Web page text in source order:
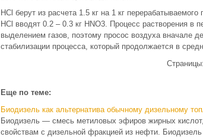
HCl берут из расчета 1.5 кг на 1 кг
HCl вводят 0.2 – 0.3 кг HNO3. Процесс растворения в
выделением газов, поэтому просос воздуха
стабилизации процесса, который продолжается в
Страницы:
Еще по теме:
Биодизель как альтернатива обычному дизельному
Биодизель — смесь метиловых эфиров жирных
свойствам с дизельной фракцией из нефти.